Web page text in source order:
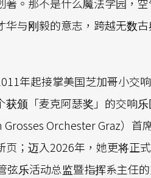
。那不是什么魔法学园，
与刚毅的意志，跨越无数
年起接掌美国芝加哥小交
颁「麦克阿瑟奖」的交响
Orchester Graz）首
；迈入2026年，她更将正
弦乐活动总监暨指挥系主任